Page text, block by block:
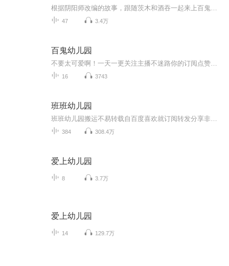
47 3.4万
百鬼幼儿园
16 3743
班班幼儿园
384 308.4万
爱上幼儿园
8 3.7万
爱上幼儿园
14 129.7万